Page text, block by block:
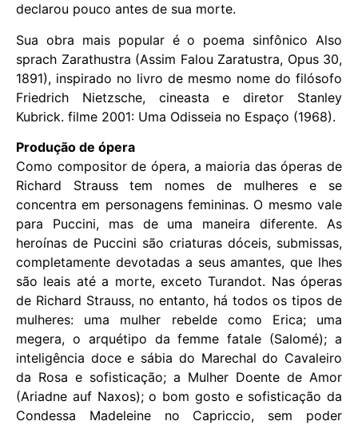
declarou pouco antes de sua morte.
Sua obra mais popular é o poema sinfônico Also
sprach Zarathustra (Assim Falou Zaratustra, Opus 30,
1891), inspirado no livro de mesmo nome do filósofo
Friedrich Nietzsche, cineasta e diretor Stanley
Kubrick. filme 2001: Uma Odisseia no Espaço (1968).
Produção de ópera
Como compositor de ópera, a maioria das óperas de
Richard Strauss tem nomes de mulheres e se
concentra em personagens femininas. O mesmo vale
para Puccini, mas de uma maneira diferente. As
heroínas de Puccini são criaturas dóceis, submissas,
completamente devotadas a seus amantes, que lhes
são leais até a morte, exceto Turandot. Nas óperas
de Richard Strauss, no entanto, há todos os tipos de
mulheres: uma mulher rebelde como Erica; uma
megera, o arquétipo da femme fatale (Salomé); a
inteligência doce e sábia do Marechal do Cavaleiro
da Rosa e sofisticação; a Mulher Doente de Amor
(Ariadne auf Naxos); o bom gosto e sofisticação da
Condessa Madeleine no Capriccio, sem poder